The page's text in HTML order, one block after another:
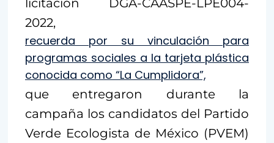
licitación DGA-CAASPE-LPE004-
2022,
recuerda por su vinculación para
programas sociales a la tarjeta plástica
conocida como “La Cumplidora”,
que entregaron durante la
campaña los candidatos del Partido
Verde Ecologista de México (PVEM)